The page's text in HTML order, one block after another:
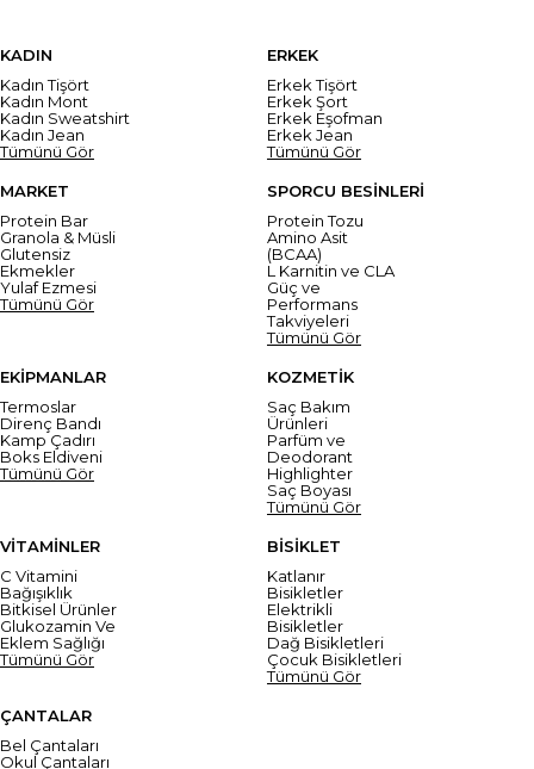
KADIN
Kadın Tişört
Kadın Mont
Kadın Sweatshirt
Kadın Jean
Tümünü Gör
ERKEK
Erkek Tişört
Erkek Şort
Erkek Eşofman
Erkek Jean
Tümünü Gör
MARKET
Protein Bar
Granola & Müsli
Glutensiz
Ekmekler
Yulaf Ezmesi
Tümünü Gör
SPORCU BESİNLERİ
Protein Tozu
Amino Asit
(BCAA)
L Karnitin ve CLA
Güç ve
Performans
Takviyeleri
Tümünü Gör
EKİPMANLAR
Termoslar
Direnç Bandı
Kamp Çadırı
Boks Eldiveni
Tümünü Gör
KOZMETİK
Saç Bakım
Ürünleri
Parfüm ve
Deodorant
Highlighter
Saç Boyası
Tümünü Gör
VİTAMİNLER
C Vitamini
Bağışıklık
Bitkisel Ürünler
Glukozamin Ve
Eklem Sağlığı
Tümünü Gör
BİSİKLET
Katlanır
Bisikletler
Elektrikli
Bisikletler
Dağ Bisikletleri
Çocuk Bisikletleri
Tümünü Gör
ÇANTALAR
Bel Çantaları
Okul Çantaları